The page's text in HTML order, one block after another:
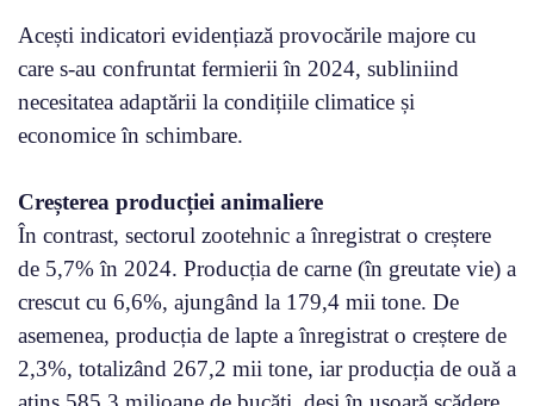
Acești indicatori evidențiază provocările majore cu
care s-au confruntat fermierii în 2024, subliniind
necesitatea adaptării la condițiile climatice și
economice în schimbare.
Creșterea producției animaliere
În contrast, sectorul zootehnic a înregistrat o creștere
de 5,7% în 2024. Producția de carne (în greutate vie) a
crescut cu 6,6%, ajungând la 179,4 mii tone. De
asemenea, producția de lapte a înregistrat o creștere de
2,3%, totalizând 267,2 mii tone, iar producția de ouă a